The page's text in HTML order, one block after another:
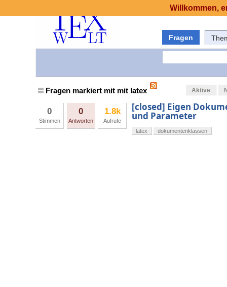
Fragen
Fragen markiert mit mit latex Aktive
0
Stimmen
0
Antworten
1.8k
Aufrufe
[closed] Eigen
und Parameter
latex dokumentenklassen
Willkommen,